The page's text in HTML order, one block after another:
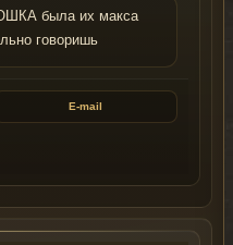
была их макса
говоришь
E-mail